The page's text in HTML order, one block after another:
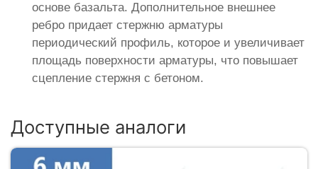
основе базальта. Дополнительное внешнее
ребро придает стержню арматуры
периодический профиль, которое и увеличивает
площадь поверхности арматуры, что повышает
сцепление стержня с бетоном.
Доступные аналоги